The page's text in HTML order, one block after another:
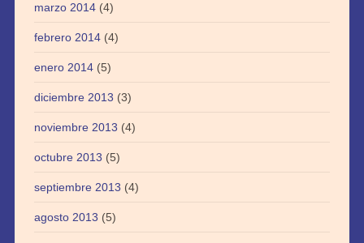
marzo 2014(4)
febrero 2014(4)
enero 2014(5)
diciembre 2013 (3)
noviembre 2013 (4)
octubre 2013 (5)
septiembre 2013 (4)
agosto 2013 (5)